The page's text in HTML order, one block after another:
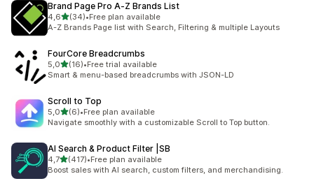
Brand Page Pro A‑Z Brands List
4,65 yıldız üzerinden
(34)
toplam 34 değerlendirme
•Free plan available
A-Z Brands Page list with Search, Filtering & multiple Layouts
FourCore Breadcrumbs
5,05 yıldız üzerinden
(16)
toplam 16 değerlendirme
•Free trial available
Smart & menu-based breadcrumbs with JSON-LD
Scroll to Top
5,05 yıldız üzerinden
(6)
toplam 6 değerlendirme
•Free plan available
Navigate smoothly with a customizable Scroll to Top button.
AI Search & Product Filter |SB
4,75 yıldız üzerinden
(417)
toplam 417 değerlendirme
•Free plan available
Boost sales with AI search, custom filters, and merchandising.